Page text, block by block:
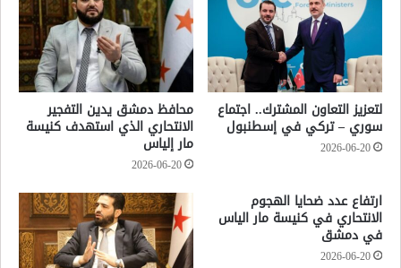
لتعزيز التعاون المشترك.. اجتماع
سوري – تركي في إسطنبول
2026-06-20
محافظ دمشق يدين التفجير
الانتحاري الذي استهدف كنيسة
مار إلياس
2026-06-20
ارتفاع عدد ضحايا الهجوم
الانتحاري في كنيسة مار الياس
في دمشق
2026-06-20